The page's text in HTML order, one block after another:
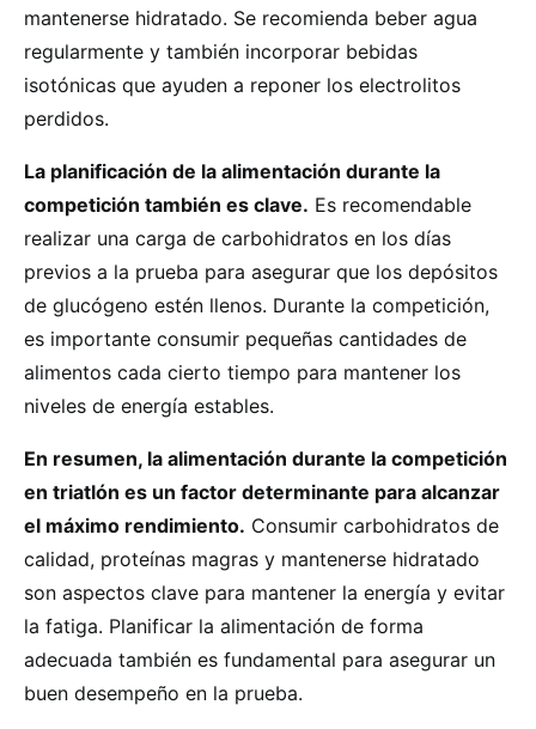
mantenerse hidratado. Se recomienda beber agua
regularmente y también incorporar bebidas
isotónicas que ayuden a reponer los electrolitos
perdidos.
La planificación de la alimentación durante la
competición también es clave. Es recomendable
realizar una carga de carbohidratos en los días
previos a la prueba para asegurar que los depósitos
de glucógeno estén llenos. Durante la competición,
es importante consumir pequeñas cantidades de
alimentos cada cierto tiempo para mantener los
niveles de energía estables.
En resumen, la alimentación durante la competición
en triatlón es un factor determinante para alcanzar
el máximo rendimiento. Consumir carbohidratos de
calidad, proteínas magras y mantenerse hidratado
son aspectos clave para mantener la energía y evitar
la fatiga. Planificar la alimentación de forma
adecuada también es fundamental para asegurar un
buen desempeño en la prueba.